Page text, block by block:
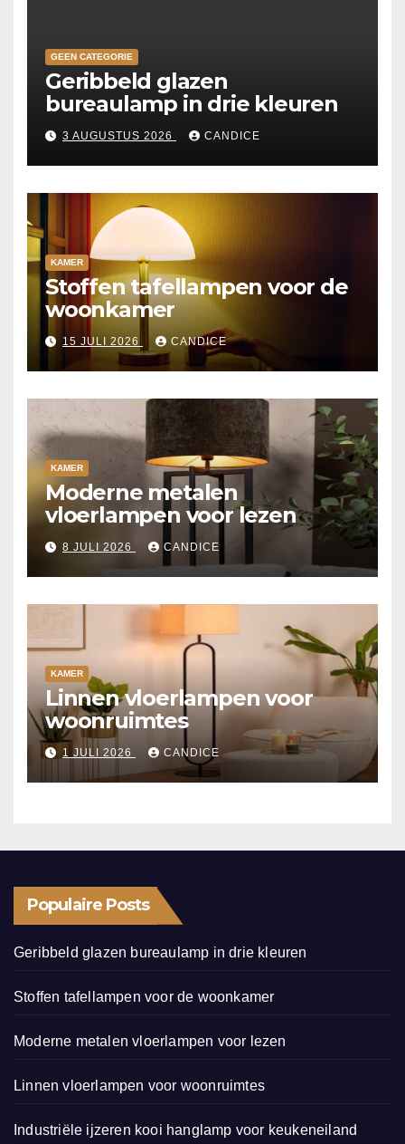
GEEN CATEGORIE
Geribbeld glazen
bureaulamp in drie kleuren
3 AUGUSTUS 2026 CANDICE
KAMER
Stoffen tafellampen voor de
woonkamer
15 JULI 2026 CANDICE
KAMER
Moderne metalen
vloerlampen voor lezen
8 JULI 2026 CANDICE
KAMER
Linnen vloerlampen voor
woonruimtes
1 JULI 2026 CANDICE
Populaire Posts
Geribbeld glazen bureaulamp in drie kleuren
Stoffen tafellampen voor de woonkamer
Moderne metalen vloerlampen voor lezen
Linnen vloerlampen voor woonruimtes
Industriële ijzeren kooi hanglamp voor keukeneiland